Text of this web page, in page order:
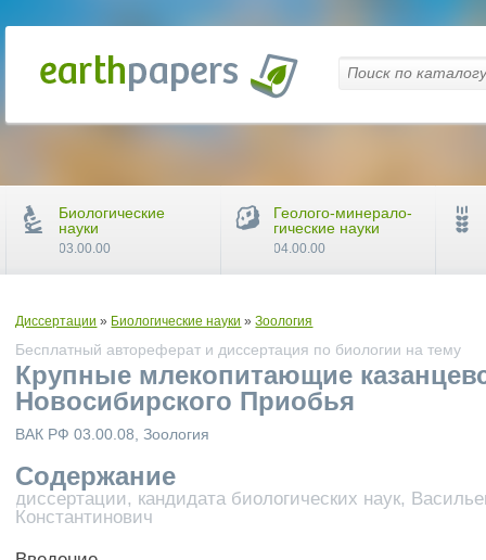
Диссертации » Биологические науки »Зоология
Бесплатный автореферат и диссертация по биологии на тему
Крупные млекопитающие
Новосибирского Приобья
ВАК РФ 03.00.08, Зоология
Содержание
диссертации, кандидата биологических наук,
Константинович
Биологические
науки
03.00.00
Геолого-минерало-
гические науки
04.00.00